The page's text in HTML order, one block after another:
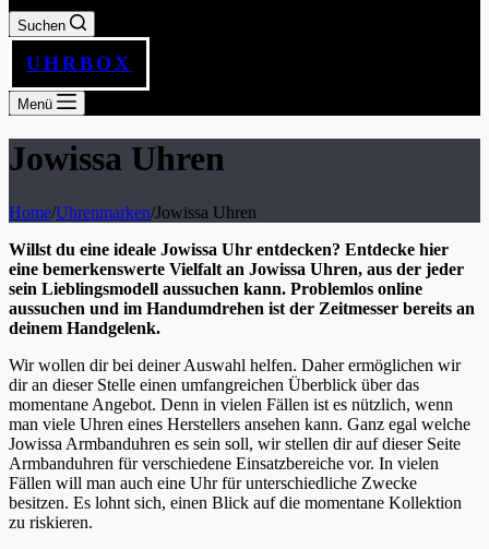
Suchen
UHRBOX
Menü
Jowissa Uhren
Home/Uhrenmarken/Jowissa Uhren
Willst du eine ideale Jowissa Uhr entdecken? Entdecke hier
eine bemerkenswerte Vielfalt an Jowissa Uhren, aus der jeder
sein Lieblingsmodell aussuchen kann. Problemlos online
aussuchen und im Handumdrehen ist der Zeitmesser bereits an
deinem Handgelenk.
Wir wollen dir bei deiner Auswahl helfen. Daher ermöglichen wir
dir an dieser Stelle einen umfangreichen Überblick über das
momentane Angebot. Denn in vielen Fällen ist es nützlich, wenn
man viele Uhren eines Herstellers ansehen kann. Ganz egal welche
Jowissa Armbanduhren es sein soll, wir stellen dir auf dieser Seite
Armbanduhren für verschiedene Einsatzbereiche vor. In vielen
Fällen will man auch eine Uhr für unterschiedliche Zwecke
besitzen. Es lohnt sich, einen Blick auf die momentane Kollektion
zu riskieren.